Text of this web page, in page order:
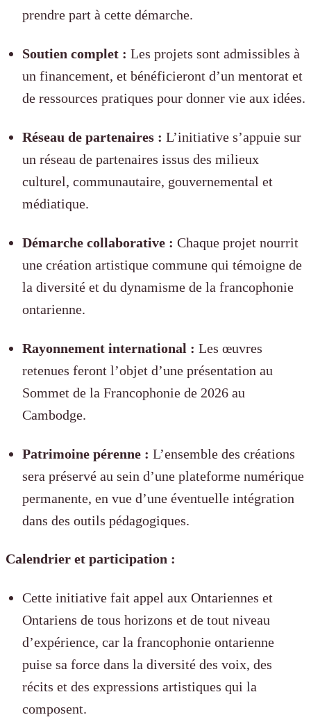
prendre part à cette démarche.
Soutien complet : Les projets sont admissibles à
un financement, et bénéficieront d’un mentorat et
de ressources pratiques pour donner vie aux idées.
Réseau de partenaires : L’initiative s’appuie sur
un réseau de partenaires issus des milieux
culturel, communautaire, gouvernemental et
médiatique.
Démarche collaborative : Chaque projet nourrit
une création artistique commune qui témoigne de
la diversité et du dynamisme de la francophonie
ontarienne.
Rayonnement international : Les œuvres
retenues feront l’objet d’une présentation au
Sommet de la Francophonie de 2026 au
Cambodge.
Patrimoine pérenne : L’ensemble des créations
sera préservé au sein d’une plateforme numérique
permanente, en vue d’une éventuelle intégration
dans des outils pédagogiques.
Calendrier et participation :
Cette initiative fait appel aux Ontariennes et
Ontariens de tous horizons et de tout niveau
d’expérience, car la francophonie ontarienne
puise sa force dans la diversité des voix, des
récits et des expressions artistiques qui la
composent.